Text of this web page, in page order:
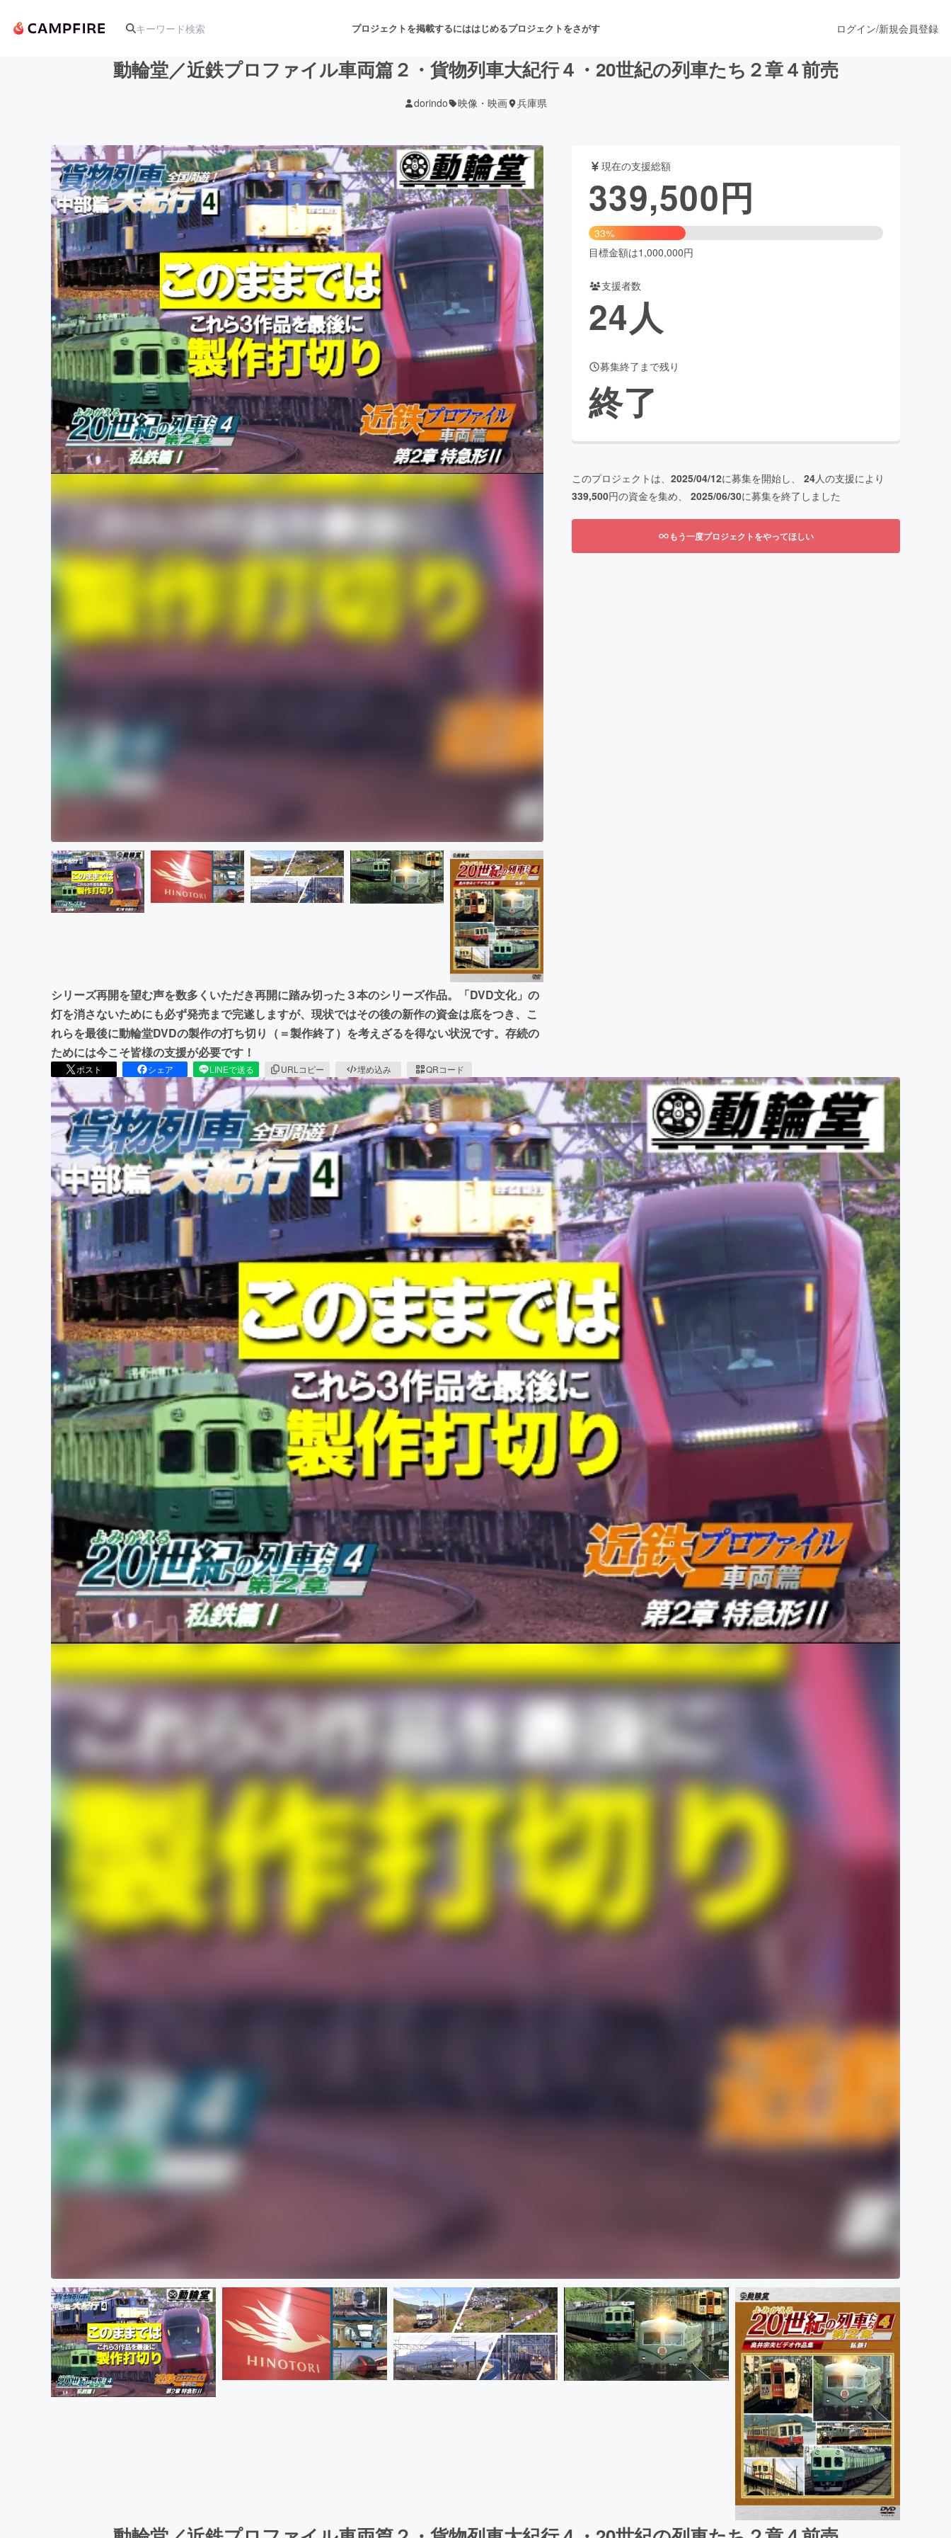
プロジェクトを掲載するにははじめるプロジェクトをさがす
アート・写真 音楽 舞台・パフォーマンス
テクノロジー・ガジェット ゲーム・サービス開発 フード・飲食店 ファッション
映像・映画 書籍・雑誌出版 アニメ・漫画
ビジネス・起業 チャレンジ ビューティー・ヘルスケア
まちづくり・地域活性化
CAMPFIRE for Social Good
CAMPFIRE Creation
CAMPFIREふるさと納税
machi-yaコミュニティ
ログイン/新規会員登録
動輪堂／近鉄プロファイル車両篇２・貨物列車大紀行４・20世紀の列車たち２章４前売
dorindo 映像・映画 兵庫県
シリーズ再開を望む声を数多くいただき再開に踏み切った３本のシリーズ作品。「DVD文化」の
灯を消さないためにも必ず発売まで完遂しますが、現状ではその後の新作の資金は底をつき、こ
れらを最後に動輪堂DVDの製作の打ち切り（＝製作終了）を考えざるを得ない状況です。存続の
ためには今こそ皆様の支援が必要です！
ポスト シェア LINEで送る URLコピー 埋め込み QRコード
現在の支援総額
339,500円
33%
目標金額は1,000,000円
支援者数
24人
募集終了まで残り
終了
このプロジェクトは、 2025/04/12に募集を開始し、 24人の支援により
339,500円の資金を集め、 2025/06/30に募集を終了しました
もう一度プロジェクトをやってほしい